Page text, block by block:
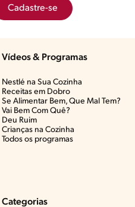
Cadastre-se
Vídeos & Programas​
Nestlé na Sua Cozinha
Receitas em Dobro
Se Alimentar Bem, Que Mal Tem?​
Vai Bem Com Quê?​
Deu Ruim​
Crianças na Cozinha​
Todos os programas
Categorias